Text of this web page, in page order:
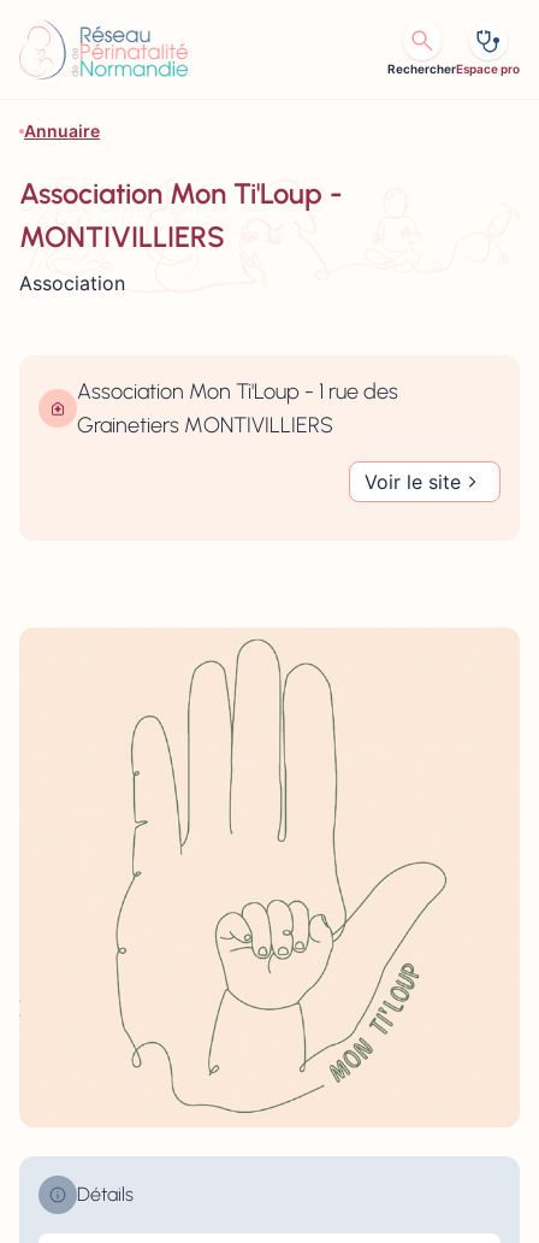
RechercherEspace pro
Annuaire
Association Mon Ti'Loup -
MONTIVILLIERS
Association
Association Mon Ti'Loup - 1 rue des
Grainetiers MONTIVILLIERS
Voir le site
Détails